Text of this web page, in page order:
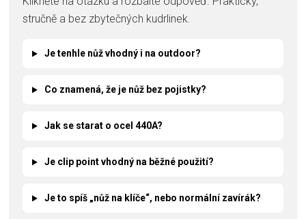
stručně a bez zbytečných kudrlinek.
Je tenhle nůž vhodný i na outdoor?
Co znamená, že je nůž bez pojistky?
Jak se starat o ocel 440A?
Je clip point vhodný na běžné použití?
Je to spíš „nůž na klíče“, nebo normální zavírák?